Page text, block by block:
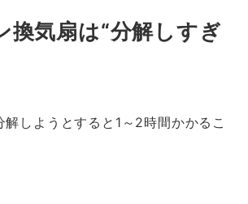
換気扇は“分解しすぎ
解しようとすると1～2時間かかるこ